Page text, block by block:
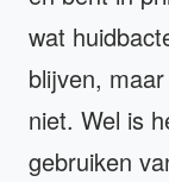
wat
blijven,
niet. Wel is
gebruiken